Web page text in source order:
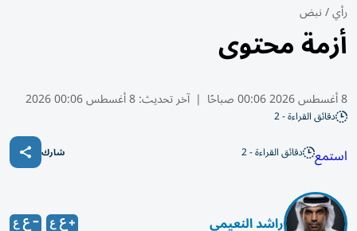
رأي/نبض
أزمة محتوى
8 أغسطس 2026 00:06 صباحًا | آخر تحديث:8 أغسطس 00:06 2026
دقائق القراءة - 2
استمع دقائق القراءة - 2 شارك
راشد النعيمي